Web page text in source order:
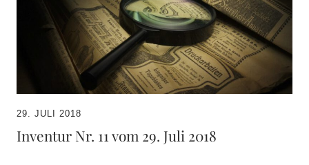
29. JULI 2018
Inventur Nr. 11 vom 29. Juli 2018